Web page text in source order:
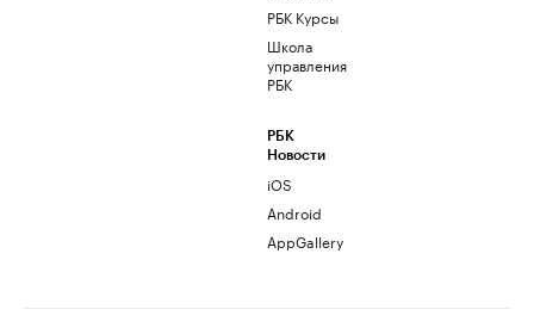
РБК Курсы
Школа
управления
РБК
РБК
Новости
iOS
Android
AppGallery